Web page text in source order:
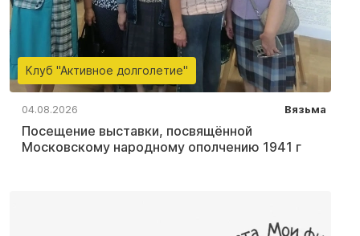
Клуб "Активное долголетие"
04.08.2026 Вязьма
Посещение выставки, посвящённой
Московскому народному ополчению 1941 г